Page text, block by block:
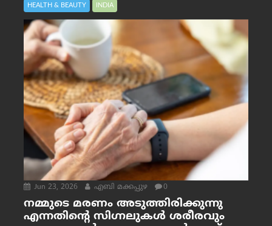
HEALTH & BEAUTY INDIA
Jun 23, 2026 എബി മക്കപ്പുഴ 0
നമ്മുടെ മരണം അടുത്തിരിക്കുന്നു
എന്നതിന്റെ സിഗ്നലുകൾ ശരീരവും